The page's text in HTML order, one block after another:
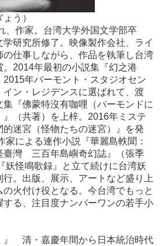
う）
、作家。台湾大学外国文学部卒
研究所修了。映像製作会社、ライ
の仕事しながら、作品を執筆し台湾
2014年最初の小説集『幻之港
2015年バーモント・スタジオセン
イン・レジデンスに選ばれて、渡
『佛蒙特沒有咖哩（バーモンドに
（共著）を上梓。 2016年ミステ
的迷宮（怪物たちの迷宮）』を発
家による連作小説『華麗島軼聞：
臺灣 三百年島嶼奇幻誌』（張季
妖怪鳴歌録』と立て続けに台湾妖
。出版、展示、アートなど盛り上
火付け役となる。今台湾でもっと
する、注目度ナンバーワンの若手小
』 清・嘉慶年間から日本統治時代